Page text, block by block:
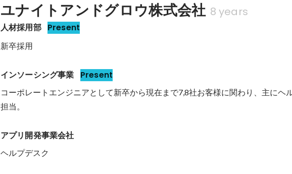
ユナイトアンドグロウ株式会社 8 years
人材採用部 Present
新卒採用
インソーシング事業 Present
コーポレートエンジニアとして新卒から現在まで7,8社お客様に関わり、主にヘ
担当。
アプリ開発事業会社
ヘルプデスク